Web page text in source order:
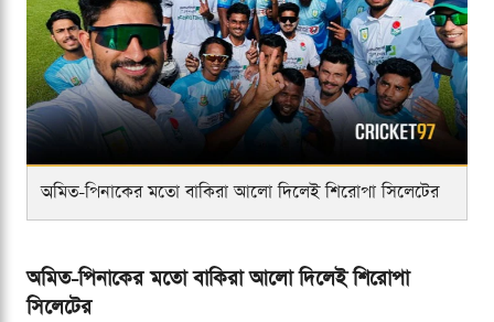
অমিত-পিনাকের মতো বাকিরা আলো দিলেই শিরোপা সিলেটের
অমিত-পিনাকের মতো বাকিরা আলো দিলেই শিরোপা
সিলেটের